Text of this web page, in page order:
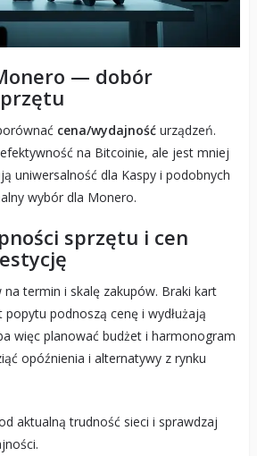
— dobór
cena/wydajnośćurządzeń.
na Bitcoinie, ale jest mniej
uniwersalność dla Kaspy i podobnych
wybór dla Monero.
sprzętu i cen
na termin i skalę zakupów. Braki kart
podnoszą cenę i wydłużają
więc planować budżet i harmonogram
opóźnienia i alternatywy z rynku
aktualną trudność sieci i sprawdzaj